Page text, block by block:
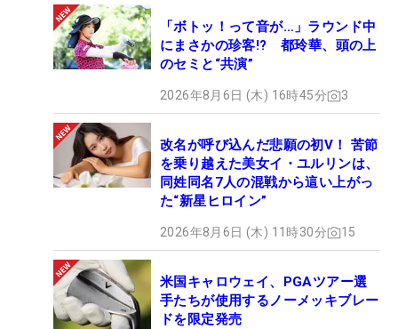
「ボトッ！って音が…」ラウンド中
にまさかの珍客!? 都玲華、頭の上
のセミと“共演”
2026年8月6日 (木) 16時45分 3
改名が呼び込んだ悲願の初V！ 苦節
を乗り越えた美女イ・ユルリンは、
同姓同名7人の混戦から這い上がっ
た“新星ヒロイン”
2026年8月6日 (木) 11時30分 15
米国キャロウェイ、PGAツアー選
手たちが使用するノーメッキブレー
ドを限定発売